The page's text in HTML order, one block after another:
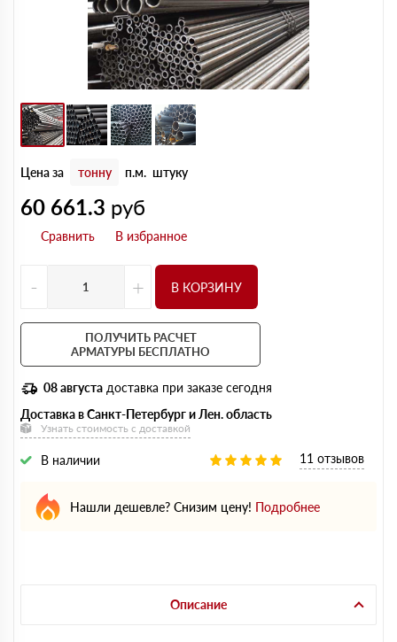
Цена за тонну п.м. штуку
60 661.3 руб
- + В КОРЗИНУ
ПОЛУЧИТЬ РАСЧЕТ
АРМАТУРЫ БЕСПЛАТНО
08 августа доставка при заказе сегодня
Доставка в Санкт-Петербург и Лен. область
Узнать стоимость с доставкой
В наличии 11 отзывов
Нашли дешевле? Снизим цену! Подробнее
Описание